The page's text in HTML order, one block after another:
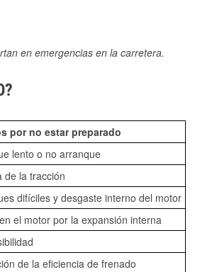
en emergencias en la carretera.
por no estar preparado
lento o no arranque
de la tracción
difíciles y desgaste interno del motor
el motor por la expansión interna
de la eficiencia de frenado